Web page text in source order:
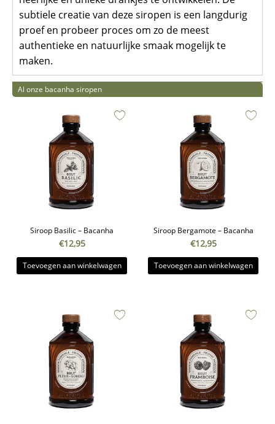
subtiele creatie van deze siropen is een langdurig
proef en probeer proces om zo de meest
authentieke en natuurlijke smaak mogelijk te
maken.
Al onze bacanha siropen
Siroop Basilic – Bacanha
€12,95
Toevoegen aan winkelwagen
Siroop Bergamote – Bacanha
€12,95
Toevoegen aan winkelwagen